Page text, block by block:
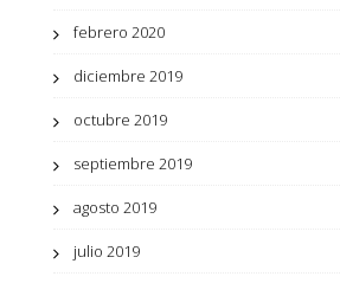
febrero 2020
diciembre 2019
octubre 2019
septiembre 2019
agosto 2019
julio 2019